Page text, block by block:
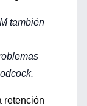
también
retención